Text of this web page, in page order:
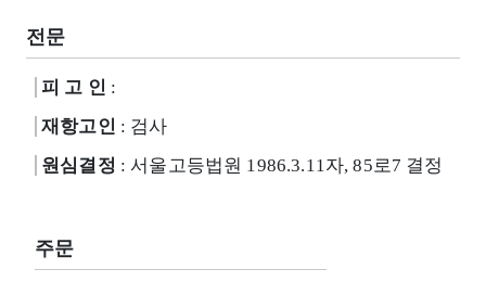
전문
피 고 인 :
재항고인 : 검사
원심결정 : 서울고등법원 1986.3.11자, 85로7 결정
주문